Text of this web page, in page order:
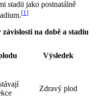
stadii jako postnatálně
[1 ]
na době a stadiu
Výsledek
Zdravý plod